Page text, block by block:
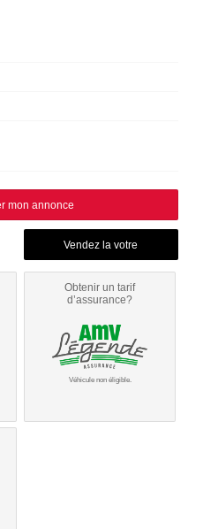
mon annonce
Obtenir un tarif
d’assurance?
Véhicule non éligible.